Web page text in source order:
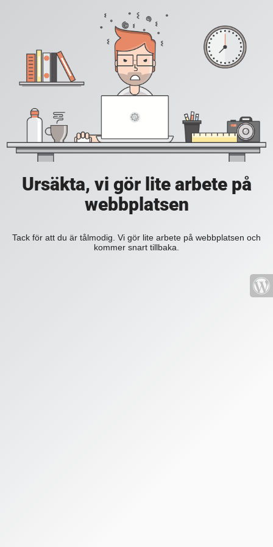
Ursäkta, vi gör lite arbete på
webbplatsen
Tack för att du är tålmodig. Vi gör lite arbete på webbplatsen och
kommer snart tillbaka.